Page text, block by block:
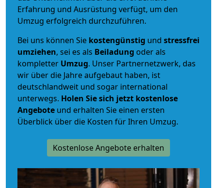
Erfahrung und Ausrüstung verfügt, um den
Umzug erfolgreich durchzuführen.
Bei uns können Sie kostengünstig und stressfrei
umziehen, sei es als Beiladung oder als
kompletter Umzug. Unser Partnernetzwerk, das
wir über die Jahre aufgebaut haben, ist
deutschlandweit und sogar international
unterwegs. Holen Sie sich jetzt kostenlose
Angebote und erhalten Sie einen ersten
Überblick über die Kosten für Ihren Umzug.
Kostenlose Angebote erhalten